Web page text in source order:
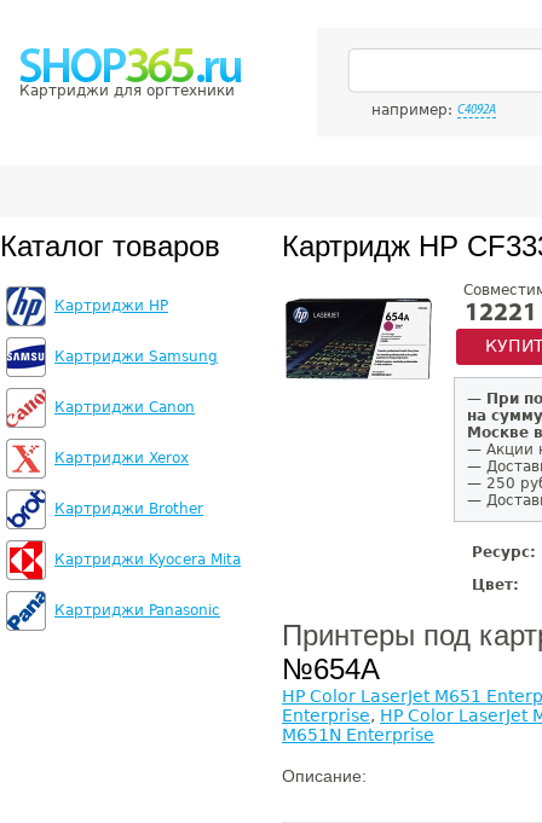
Картриджи для оргтехники
например: C4092A
Каталог товаров
Картриджи HP
Картриджи Samsung
Картриджи Canon
Картриджи Xerox
Картриджи Brother
Картриджи Kyocera Mita
Картриджи Panasonic
Картридж HP
12221
— При
на
Москве
— Акции
—
— 250
—
Ресурс:
Цвет:
Принтеры под
№654A
HP Color LaserJet M651
Enterprise, HP Color LaserJet
M651N Enterprise
Описание: